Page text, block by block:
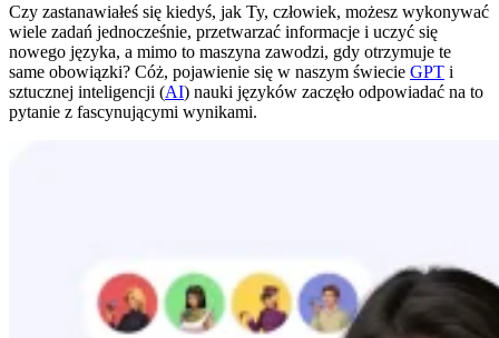
Czy zastanawiałeś się kiedyś, jak Ty, człowiek, możesz wykonywać
wiele zadań jednocześnie, przetwarzać informacje i uczyć się
nowego języka, a mimo to maszyna zawodzi, gdy otrzymuje te
same obowiązki? Cóż, pojawienie się w naszym świecie GPT i
sztucznej inteligencji (AI) nauki języków zaczęło odpowiadać na to
pytanie z fascynującymi wynikami.